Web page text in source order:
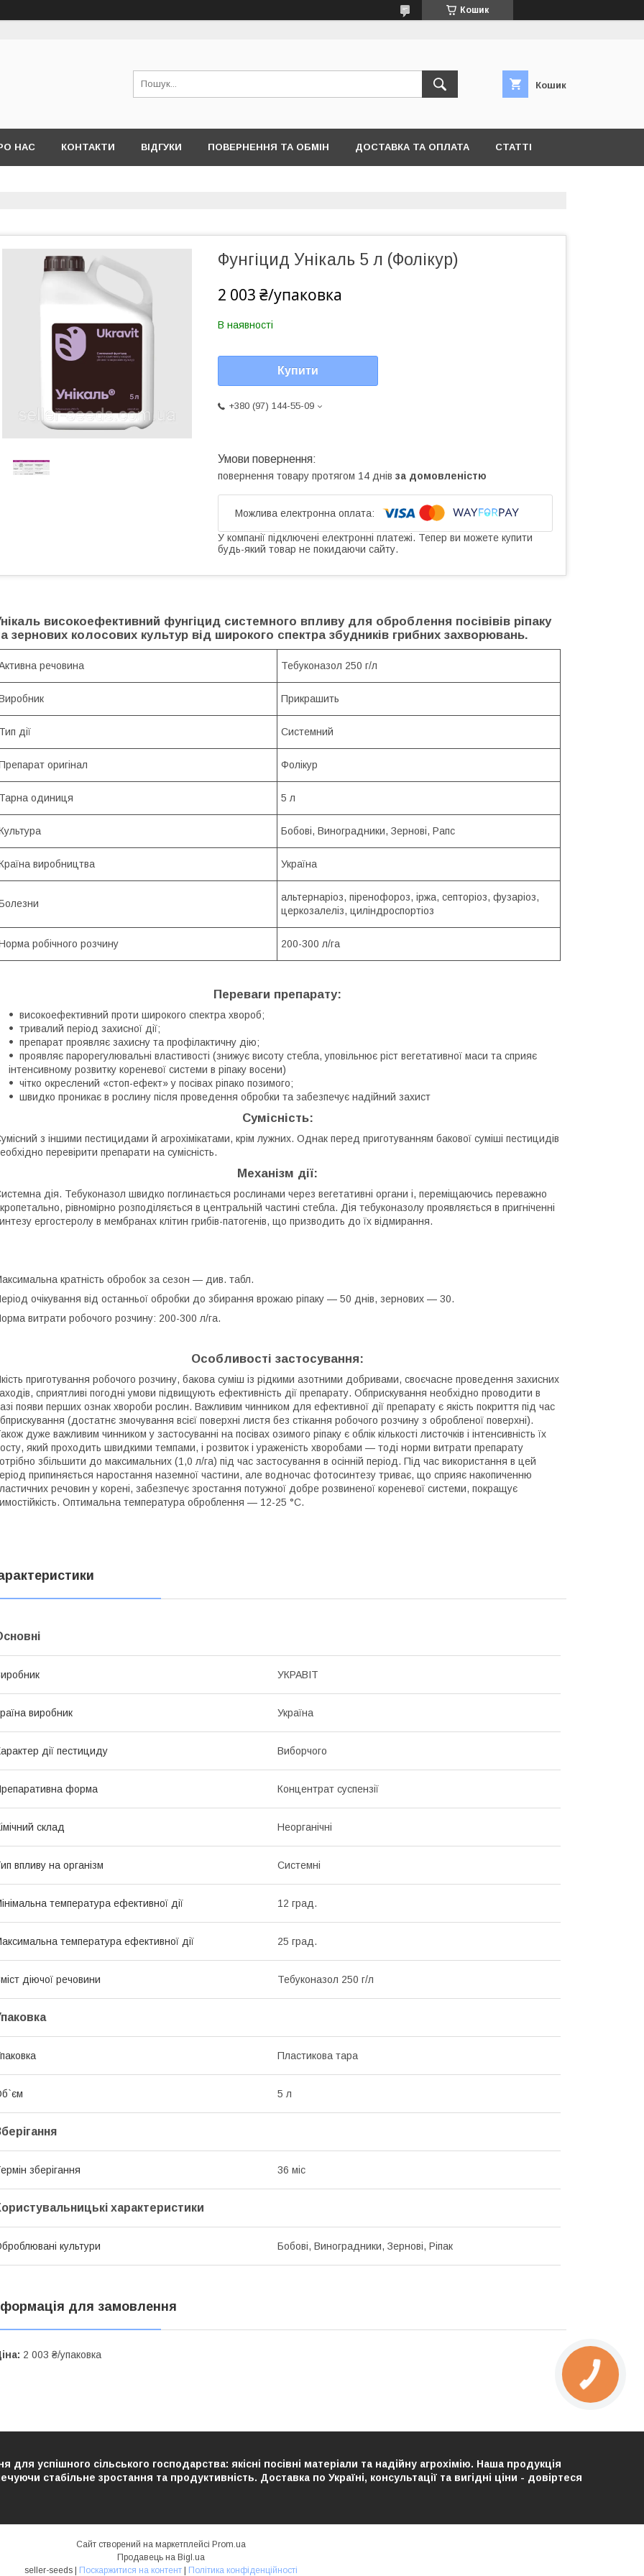
Кошик
Кошик
НАС КОНТАКТИ ВІДГУКИ ПОВЕРНЕННЯ ТА ОБМІН ДОСТАВКА ТА ОПЛАТА СТАТТІ
Фунгіцид Унікаль 5 л (Фолікур)
2 003 ₴/упаковка
В наявності
Купити
+380 (97) 144-55-09
повернення товару протягом 14 днів за домовленістю
У компанії підключені електронні платежі. Тепер ви можете купити
будь-який товар не покидаючи сайту.
високоефективний фунгіцид системного впливу для оброблення посівівів ріпаку
зернових колосових культур від широкого спектра збудників грибних захворювань.
речовина Тебуконазол 250 г/л
Прикрашить
Тип дії Системний
оригінал Фолікур
Тарна одиниця 5 л
Бобові, Виноградники, Зернові, Рапс
виробництва Україна
альтернаріоз, піренофороз, іржа, септоріоз, фузаріоз,
церкозалеліз, циліндроспортіоз
робічного розчину 200-300 л/га
Переваги препарату:
високоефективний проти широкого спектра хвороб;
тривалий період захисної дії;
препарат проявляє захисну та профілактичну дію;
проявляє парорегулювальні властивості (знижує висоту стебла, уповільнює ріст вегетативної маси та сприяє
інтенсивному розвитку кореневої системи в ріпаку восени)
чітко окреслений «стоп-ефект» у посівах ріпако позимого;
швидко проникає в рослину після проведення обробки та забезпечує надійний захист
Сумісність:
з іншими пестицидами й агрохімікатами, крім лужних. Однак перед приготуванням бакової суміші пестицидів
перевірити препарати на сумісність.
Механізм дії:
дія. Тебуконазол швидко поглинається рослинами через вегетативні органи і, переміщаючись переважно
рівномірно розподіляється в центральній частині стебла. Дія тебуконазолу проявляється в пригніченні
ергостеролу в мембранах клітин грибів-патогенів, що призводить до їх відмирання.
кратність обробок за сезон — див. табл.
очікування від останньої обробки до збирання врожаю ріпаку — 50 днів, зернових — 30.
витрати робочого розчину: 200-300 л/га.
Особливості застосування:
приготування робочого розчину, бакова суміш із рідкими азотними добривами, своєчасне проведення захисних
сприятливі погодні умови підвищують ефективність дії препарату. Обприскування необхідно проводити в
появи перших ознак хвороби рослин. Важливим чинником для ефективної дії препарату є якість покриття під час
(достатнє змочування всієї поверхні листя без стікання робочого розчину з обробленої поверхні).
дуже важливим чинником у застосуванні на посівах озимого ріпаку є облік кількості листочків і інтенсивність їх
який проходить швидкими темпами, і розвиток і ураженість хворобами — тоді норми витрати препарату
збільшити до максимальних (1,0 л/га) під час застосування в осінній період. Під час використання в цей
припиняється наростання наземної частини, але водночас фотосинтезу триває, що сприяє накопиченню
речовин у корені, забезпечує зростання потужної добре розвиненої кореневої системи, покращує
Оптимальна температура оброблення — 12-25 °C.
УКРАВІТ
виробник Україна
дії пестициду Виборчого
форма Концентрат суспензії
склад Неорганічні
впливу на організм Системні
температура ефективної дії 12 град.
температура ефективної дії 25 град.
діючої речовини Тебуконазол 250 г/л
Пластикова тара
5 л
зберігання 36 міс
характеристики
культури Бобові, Виноградники, Зернові, Ріпак
для замовлення
2 003 ₴/упаковка
успішного сільського господарства: якісні посівні матеріали та надійну агрохімію. Наша продукція
стабільне зростання та продуктивність. Доставка по Україні, консультації та вигідні ціни - довіртеся
Сайт створений на маркетплейсі Prom.ua
Продавець на Bigl.ua
seller-seeds | Поскаржитися на контент | Політика конфіденційності